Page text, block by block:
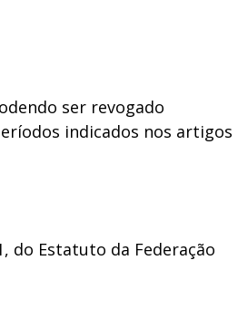
ser revogado
indicados nos artigos
do Estatuto da Federação